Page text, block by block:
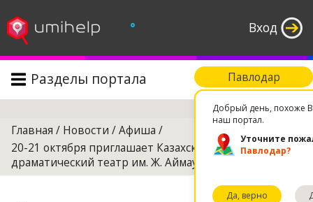
Вход
°
Павлодар
Добрый день, похоже
наш портал.
Уточните
Павлодар?
Да, верно
Разделы портала Поиск
Главная / Новости /Афиша /
20-21 октября приглашает Казахский музыкально-
драматический театр им. Ж. Аймаутова